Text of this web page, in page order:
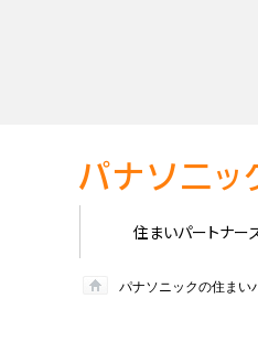
住まいパートナー
パナソニックの住まい